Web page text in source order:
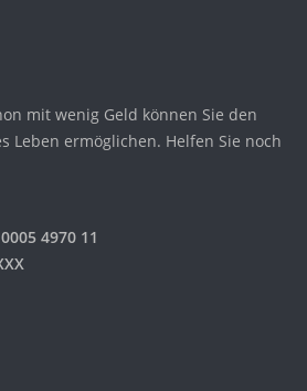
mit wenig Geld können Sie den
Leben ermöglichen. Helfen Sie noch
4970 11